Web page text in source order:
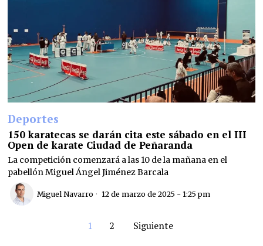
Deportes
150 karatecas se darán cita este sábado en el III
Open de karate Ciudad de Peñaranda
La competición comenzará a las 10 de la mañana en el
pabellón Miguel Ángel Jiménez Barcala
Miguel Navarro 12 de marzo de 2025 - 1:25 pm
1 2 Siguiente